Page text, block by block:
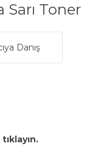
Sarı Toner
Danış
tıklayın.